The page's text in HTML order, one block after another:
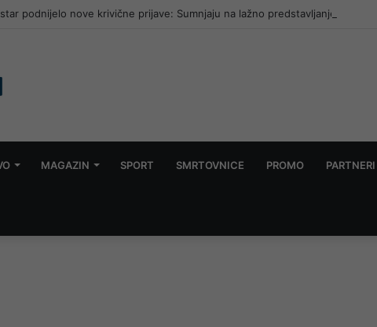
podnijelo nove krivične prijave: Sumnjaju na lažno predstavljanje sindikata
MAGAZIN SPORT SMRTOVNICE PROMO PARTNERI